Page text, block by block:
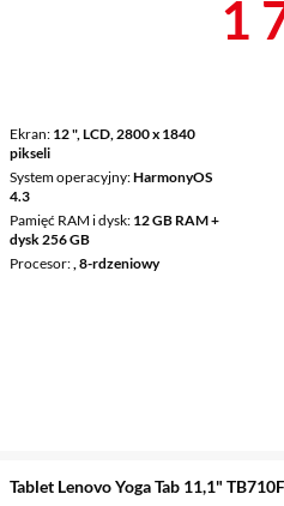
Ekran 12 ", LCD, 2800 x 1840
pikseli
System operacyjny HarmonyOS
4.3
Pamięć RAM i dysk 12 GB RAM +
dysk 256 GB
Procesor
, 8-rdzeniowy
1
Tablet Lenovo Yoga Tab 11,1"